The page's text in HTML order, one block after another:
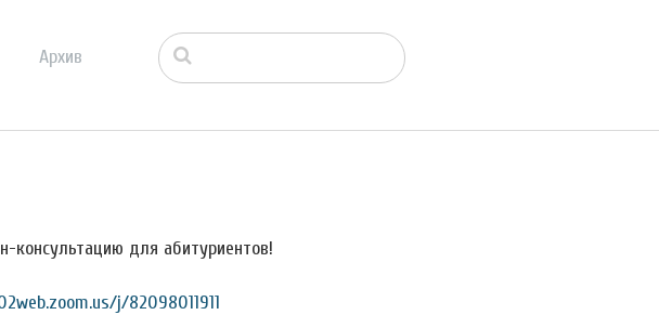
Архив
консультацию для абитуриентов!
j/82098011911